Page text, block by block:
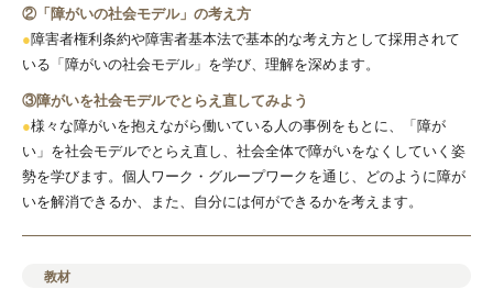
②「障がいの社会モデル」の考え方
●障害者権利条約や障害者基本法で基本的な考え方として採用されて
いる「障がいの社会モデル」を学び、理解を深めます。
③障がいを社会モデルでとらえ直してみよう
●様々な障がいを抱えながら働いている人の事例をもとに、「障が
い」を社会モデルでとらえ直し、社会全体で障がいをなくしていく姿
勢を学びます。個人ワーク・グループワークを通じ、どのように障が
いを解消できるか、また、自分には何ができるかを考えます。
教材